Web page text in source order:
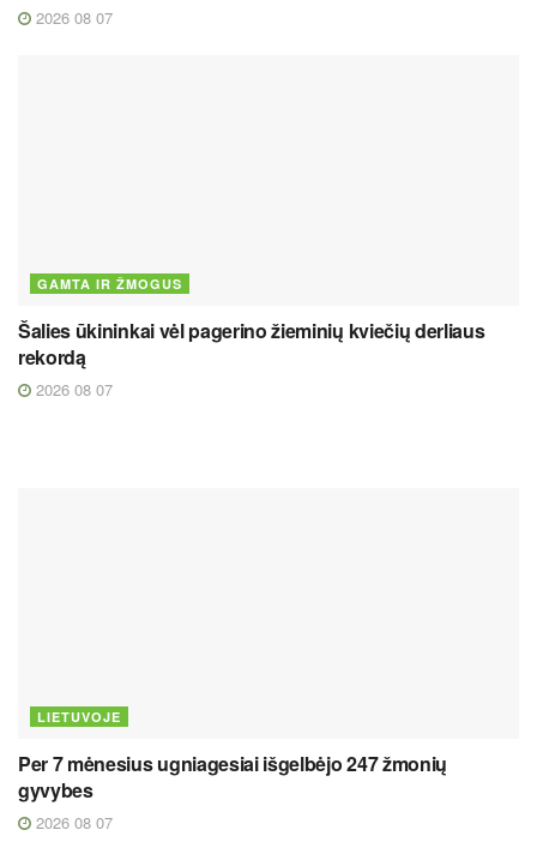
2026 08 07
GAMTA IR ŽMOGUS
Šalies ūkininkai vėl pagerino žieminių kviečių derliaus
rekordą
2026 08 07
LIETUVOJE
Per 7 mėnesius ugniagesiai išgelbėjo 247 žmonių
gyvybes
2026 08 07